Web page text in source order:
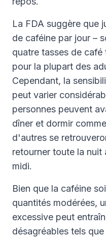
La FDA suggère que
de caféine par jour –
quatre tasses de
pour la plupart des
Cependant, la
peut varier
personnes peuvent
dîner et dormir
d'autres se
retourner toute la
midi.
Bien que la caféine
quantités modérées,
excessive peut
désagréables tels que